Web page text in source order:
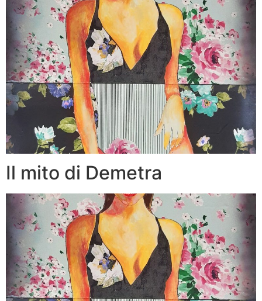
Il mito di Demetra